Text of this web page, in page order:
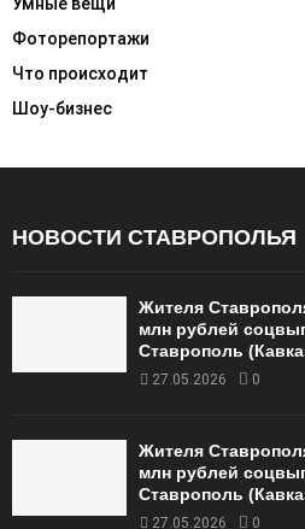
Фоторепортажи
Что происходит
Шоу-бизнес
НОВОСТИ СТАВРОПОЛЬЯ
Жителя
млн рублей
Ставрополь
27.05.2026 0
Жителя
млн рублей
Ставрополь
27.05.2026 0